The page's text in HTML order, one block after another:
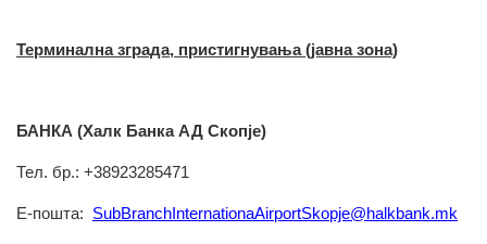
Терминална зграда, пристигнувања (јавна зона)
БАНКА (Халк Банка АД Скопје)
Тел. бр.: +38923285471
Е-пошта: SubBranchInternationaAirportSkopje@halkbank.mk